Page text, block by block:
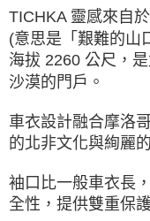
【注意事項】
1.本服務係由「台灣大哥大
用戶於交易時，得透過本
買賣價金債權讓與本公司
資料（包含姓名、電話或
由本公司與您本人進行分
3.完整用戶服務條款，請詳
２．訂單成立數日內，您
３．收到繳費通知簡訊後
ATM／網路銀行／等多元
※ 請注意：結帳手續完成
購買商品的店家。未經商
後付繳納相關費用。
是否繳費成功／繳費後需
客戶支援中心」https://
１．透過由恩沛科技股份
易，需依本服務之必要範
權轉讓予恩沛科技股份有限
每筆NT$60，滿
7-11取貨付款
每筆NT$60，滿
每筆NT$60，滿
每筆NT$80，滿
TICHKA 靈感來自
(意思是「艱難的山
海拔 2260 公尺，
沙漠的門戶。
車衣設計融合摩洛
的北非文化與絢麗
袖口比一般車衣長
全性，提供雙重保